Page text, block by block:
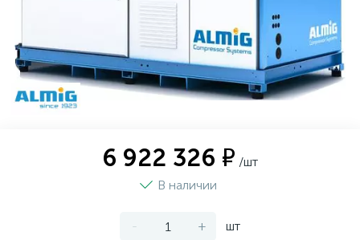
6 922 326 ₽ /шт
В наличии
- + шт